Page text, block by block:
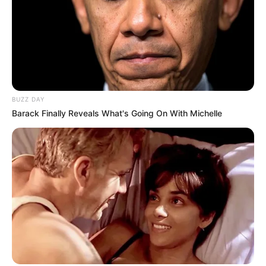
Search
Rezepte
Thunfischsalat mit Ei & Joghurt – leicht, cremig
und voller Protein!
Verführerisch lecker: Quark-Vanille-
Pfannkuchen ohne Mehl in nur 5 Minuten!
DEI BESTEN HAUSGEMACHTEN EISBEIN
VARIATIONEN
BUZZ DAY
Barack Finally Reveals What's Going On With Michelle